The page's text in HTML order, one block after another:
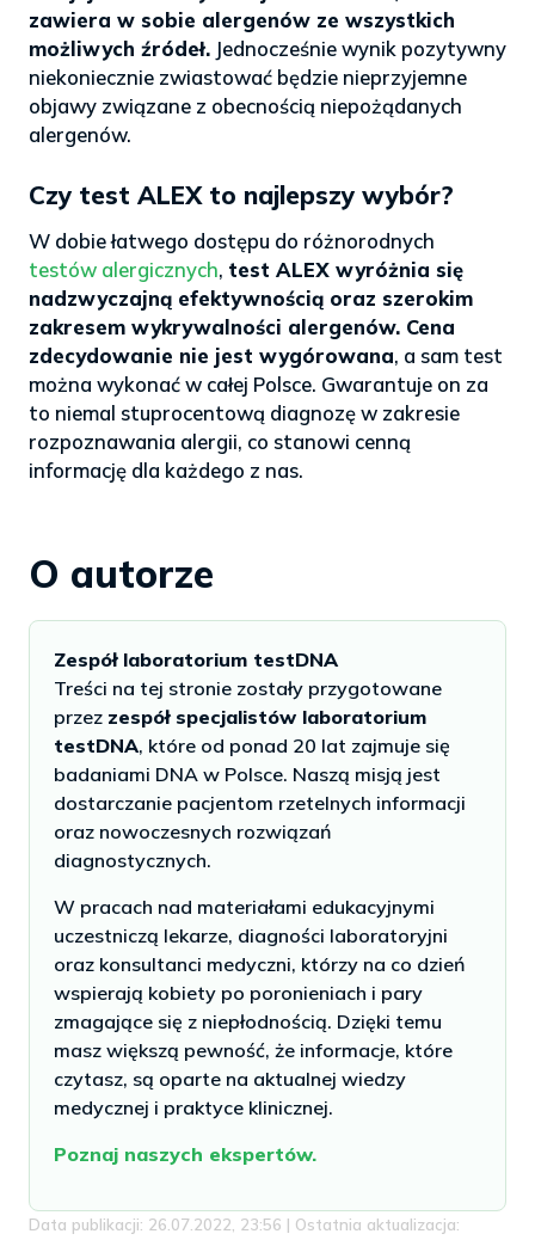
zawiera w sobie alergenów ze wszystkich
możliwych źródeł. Jednocześnie wynik pozytywny
niekoniecznie zwiastować będzie nieprzyjemne
objawy związane z obecnością niepożądanych
alergenów.
Czy test ALEX to najlepszy wybór?
W dobie łatwego dostępu do różnorodnych
testów alergicznych, test ALEX wyróżnia się
nadzwyczajną efektywnością oraz szerokim
zakresem wykrywalności alergenów. Cena
zdecydowanie nie jest wygórowana, a sam test
można wykonać w całej Polsce. Gwarantuje on za
to niemal stuprocentową diagnozę w zakresie
rozpoznawania alergii, co stanowi cenną
informację dla każdego z nas.
O autorze
Zespół laboratorium testDNA
Treści na tej stronie zostały przygotowane
przez zespół specjalistów laboratorium
testDNA, które od ponad 20 lat zajmuje się
badaniami DNA w Polsce. Naszą misją jest
dostarczanie pacjentom rzetelnych informacji
oraz nowoczesnych rozwiązań
diagnostycznych.
W pracach nad materiałami edukacyjnymi
uczestniczą lekarze, diagności laboratoryjni
oraz konsultanci medyczni, którzy na co dzień
wspierają kobiety po poronieniach i pary
zmagające się z niepłodnością. Dzięki temu
masz większą pewność, że informacje, które
czytasz, są oparte na aktualnej wiedzy
medycznej i praktyce klinicznej.
Poznaj naszych ekspertów.
Data publikacji: 26.07.2022, 23:56 | Ostatnia aktualizacja: